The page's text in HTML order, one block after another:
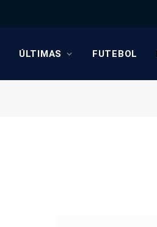
ÚLTIMAS FUTEBOL